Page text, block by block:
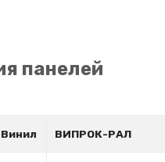
панелей
ВИПРОК-РАЛ